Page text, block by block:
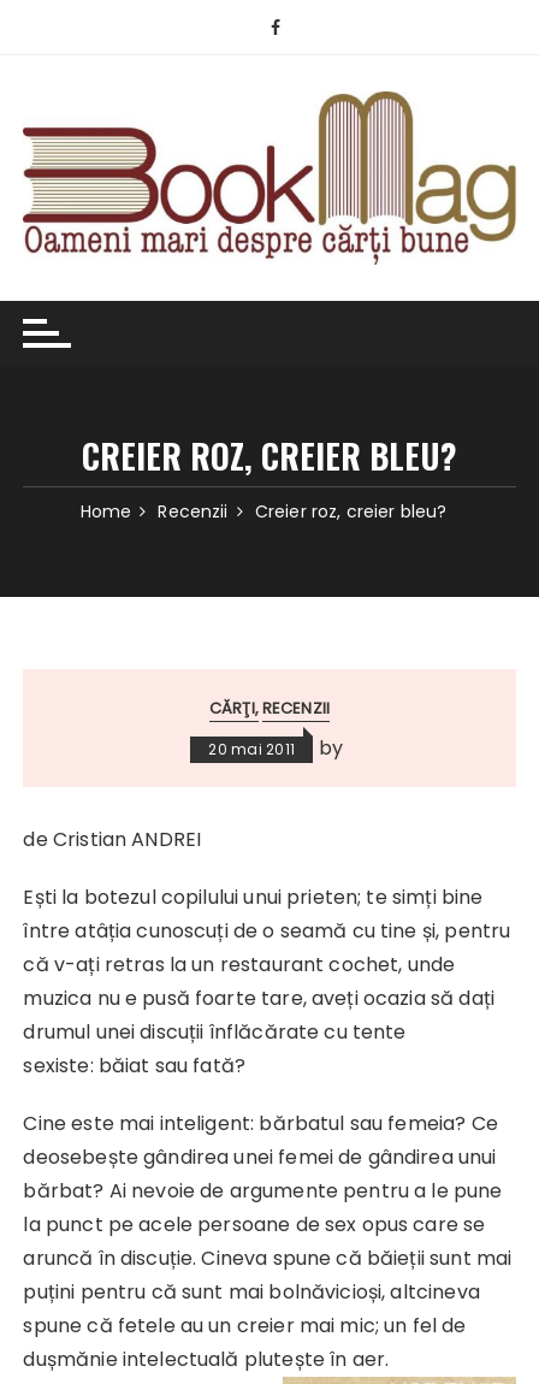
CREIER ROZ, CREIER BLEU?
Home Recenzii Creier roz, creier bleu?
CĂRŢI RECENZII
20 mai 2011 by
de Cristian ANDREI
Ești la botezul copilului unui prieten; te simți bine
între atâția cunoscuți de o seamă cu tine și, pentru
că v-ați retras la un restaurant cochet, unde
muzica nu e pusă foarte tare, aveți ocazia să dați
drumul unei discuții înflăcărate cu tente
sexiste: băiat sau fată?
Cine este mai inteligent: bărbatul sau femeia? Ce
deosebește gândirea unei femei de gândirea unui
bărbat? Ai nevoie de argumente pentru a le pune
la punct pe acele persoane de sex opus care se
aruncă în discuție. Cineva spune că băieții sunt mai
puțini pentru că sunt mai bolnăvicioși, altcineva
spune că fetele au un creier mai mic; un fel de
dușmănie intelectuală plutește în aer.